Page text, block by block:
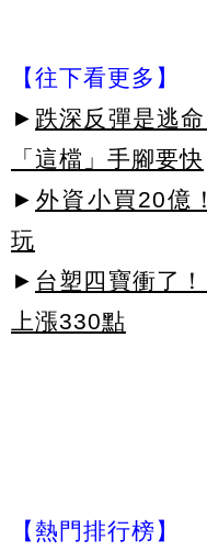
【往下看更多】
► 跌深反彈是逃
「這檔」手腳要快
► 外資小買20億
玩
► 台塑四寶衝了
上漲330點
【熱門排行榜】